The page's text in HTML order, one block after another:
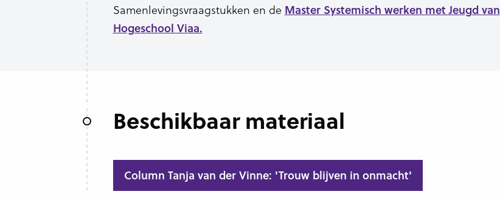
Samenlevingsvraagstukken en de Master Systemisch werken met Jeugd van
Hogeschool Viaa.
Beschikbaar materiaal
Column Tanja van der Vinne: 'Trouw blijven in onmacht'